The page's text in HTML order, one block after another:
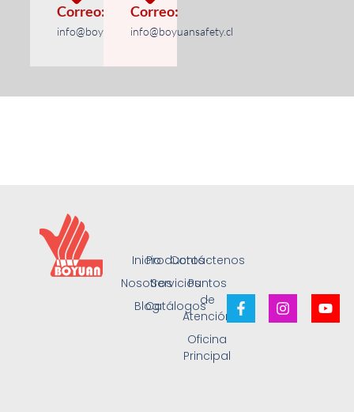
Correo:
info@boyuansafety.com
Correo:
info@boyuansafety.cl
Inicio
Nosotros
Blog
Productos
Servicios
Catálogos
Contáctenos
Puntos
de
Atención
Oficina
Principal